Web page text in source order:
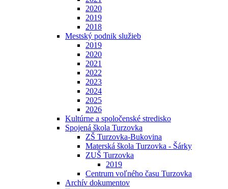
2020
2019
2018
Mestský podnik služieb
2019
2020
2021
2022
2023
2024
2025
2026
Kultúrne a spoločenské stredisko
Spojená škola Turzovka
ZŠ Turzovka-Bukovina
Materská škola Turzovka - Šárky
ZUŠ Turzovka
2019
Centrum voľného času Turzovka
Archív dokumentov